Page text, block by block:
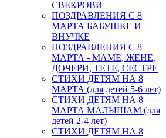
СВЕКРОВИ
ПОЗДРАВЛЕНИЯ С 8
МАРТА БАБУШКЕ И
ВНУЧКЕ
ПОЗДРАВЛЕНИЯ С 8
МАРТА - МАМЕ, ЖЕНЕ,
ДОЧЕРИ, ТЕТЕ, СЕСТРЕ
СТИХИ ДЕТЯМ НА 8
МАРТА (для детей 5-6 лет)
СТИХИ ДЕТЯМ НА 8
МАРТА МАЛЫШАМ (для
детей 2-4 лет)
СТИХИ ДЕТЯМ НА 8